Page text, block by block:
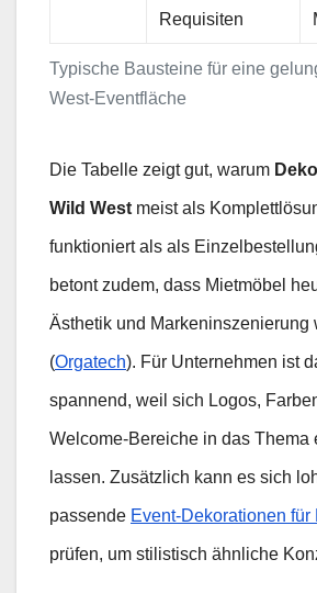
Typische Bausteine für eine
West-Eventfläche
Requisiten
Die Tabelle zeigt gut, warum
Wild West meist als
funktioniert als als
betont zudem, dass Mietmöbel
Ästhetik und Markeninszenierung
(Orgatech). Für Unternehmen ist
spannend, weil sich Logos,
Welcome-Bereiche in das Thema
lassen. Zusätzlich kann es sich
passende Event-Dekorationen für
prüfen, um stilistisch ähnliche